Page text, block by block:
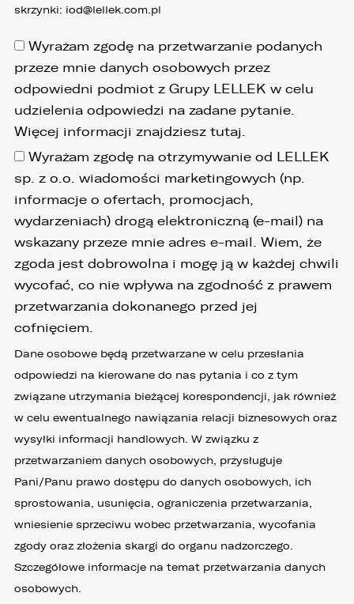
skrzynki: iod@lellek.com.pl
Wyrażam zgodę na przetwarzanie podanych
przeze mnie danych osobowych przez
odpowiedni podmiot z Grupy LELLEK w celu
udzielenia odpowiedzi na zadane pytanie.
Więcej informacji znajdziesz tutaj.
Wyrażam zgodę na otrzymywanie od LELLEK
sp. z o.o. wiadomości marketingowych (np.
informacje o ofertach, promocjach,
wydarzeniach) drogą elektroniczną (e-mail) na
wskazany przeze mnie adres e-mail. Wiem, że
zgoda jest dobrowolna i mogę ją w każdej chwili
wycofać, co nie wpływa na zgodność z prawem
przetwarzania dokonanego przed jej
cofnięciem.
Dane osobowe będą przetwarzane w celu przesłania
odpowiedzi na kierowane do nas pytania i co z tym
związane utrzymania bieżącej korespondencji, jak również
w celu ewentualnego nawiązania relacji biznesowych oraz
wysyłki informacji handlowych. W związku z
przetwarzaniem danych osobowych, przysługuje
Pani/Panu prawo dostępu do danych osobowych, ich
sprostowania, usunięcia, ograniczenia przetwarzania,
wniesienie sprzeciwu wobec przetwarzania, wycofania
zgody oraz złożenia skargi do organu nadzorczego.
Szczegółowe informacje na temat przetwarzania danych
osobowych.